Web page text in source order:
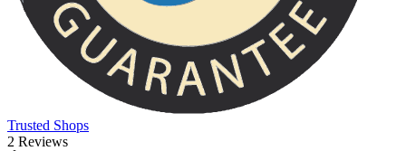
Trusted Shops
2 Reviews